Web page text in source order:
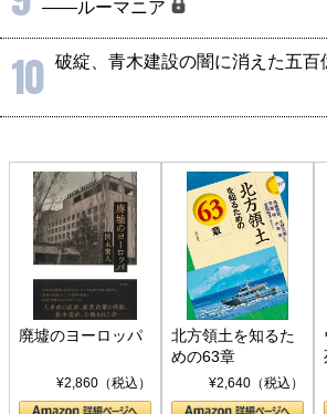
――ルーマニア
10 破綻、青木建設の闇に消えた五百
廃墟のヨーロッパ
¥2,860（税込）
北方領土を知るた
めの63章
¥2,640（税込）